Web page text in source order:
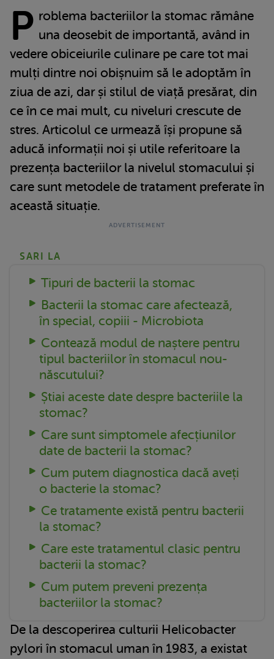
P roblema bacteriilor la stomac rămâne
una deosebit de importantă, având in
vedere obiceiurile culinare pe care tot mai
mulți dintre noi obișnuim să le adoptăm în
ziua de azi, dar și stilul de viață presărat, din
ce în ce mai mult, cu niveluri crescute de
stres. Articolul ce urmează își propune să
aducă informații noi și utile referitoare la
prezența bacteriilor la nivelul stomacului și
care sunt metodele de tratament preferate în
această situație.
SARI LA
Tipuri de bacterii la stomac
Bacterii la stomac care afectează,
în special, copiii - Microbiota
Contează modul de naștere pentru
tipul bacteriilor în stomacul nou-
născutului?
Știai aceste date despre bacteriile la
stomac?
Care sunt simptomele afecțiunilor
date de bacterii la stomac?
Cum putem diagnostica dacă aveți
o bacterie la stomac?
Ce tratamente există pentru bacterii
la stomac?
Care este tratamentul clasic pentru
bacterii la stomac?
Cum putem preveni prezența
bacteriilor la stomac?
De la descoperirea culturii Helicobacter
pylori în stomacul uman în 1983, a existat